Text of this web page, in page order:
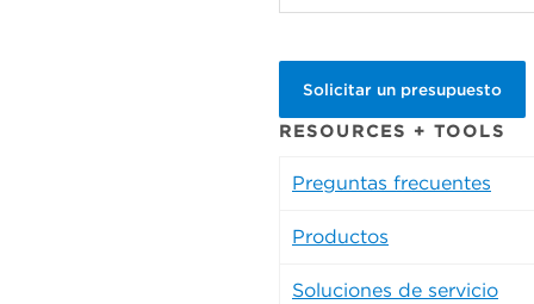
Solicitar un presupuesto
RESOURCES + TOOLS
Preguntas frecuentes
Productos
Soluciones de servicio